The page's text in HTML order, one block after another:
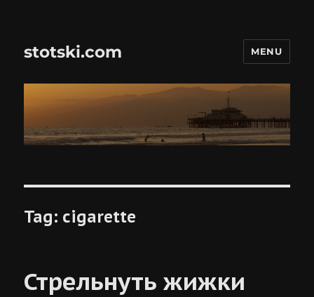
stotski.com MENU
Tag: cigarette
Стрельнуть жижки